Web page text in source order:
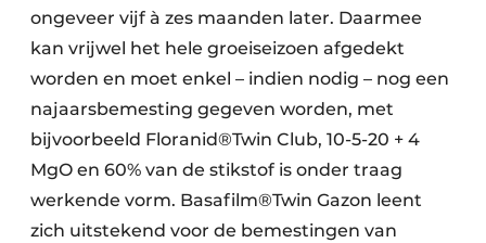
ongeveer vijf à zes maanden later. Daarmee
kan vrijwel het hele groeiseizoen afgedekt
worden en moet enkel – indien nodig – nog een
najaarsbemesting gegeven worden, met
bijvoorbeeld Floranid®Twin Club, 10-5-20 + 4
MgO en 60% van de stikstof is onder traag
werkende vorm. Basafilm®Twin Gazon leent
zich uitstekend voor de bemestingen van